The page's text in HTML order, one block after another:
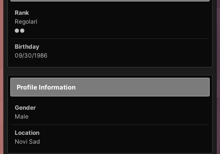
Rank
Regolari
Birthday
09/30/1986
Profile Information
Gender
Male
Location
Novi Sad